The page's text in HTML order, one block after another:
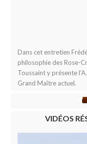
Dans cet entretien
philosophie des Rose-
Toussaint y présente
Grand Maître actuel.
VIDÉOS